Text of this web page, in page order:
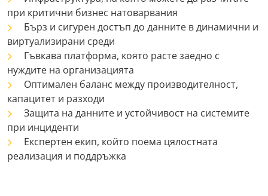
при критични бизнес натоварвания
Бърз и сигурен достъп до данните в динамични и
виртуализирани среди
Гъвкава платформа, която расте заедно с
нуждите на организацията
Оптимален баланс между производителност,
капацитет и разходи
Защита на данните и устойчивост на системите
при инциденти
Експертен екип, който поема цялостната
реализация и поддръжка